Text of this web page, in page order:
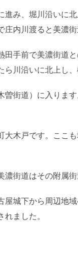
進み、堀川沿いに
内川渡ると美濃街
手前で美濃街道
川沿いに北上し
街道）に入りま
木戸です。ここ
街道はその附属
屋城下から周辺地
ました。